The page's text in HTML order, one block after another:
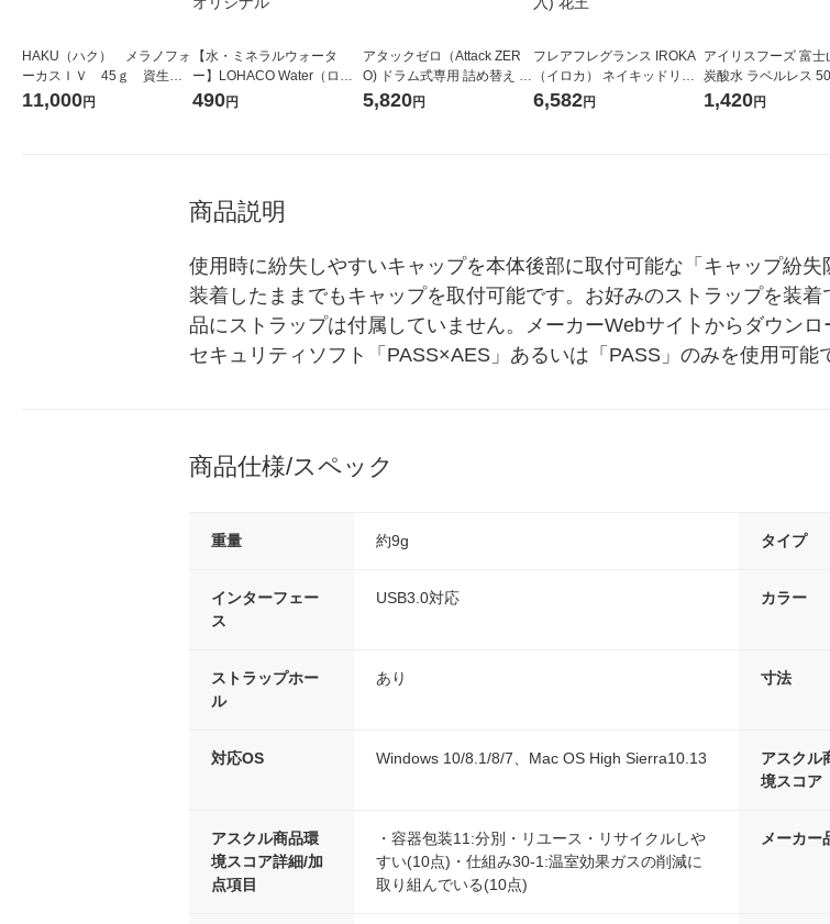
HAKU（ハク） メラノフォ
ーカスＩＶ 45ｇ 資生
堂 おまけ付き
11,000円
【水・ミネラルウォータ
ー】LOHACO Water（ロハ
コウォーター）2L ラベルレ
490円
アタックゼロ（Attack ZER
O) ドラム式専用 詰め替え メ
ガジャンボ 2300g 1セット
5,820円
フレアフレグランス IROKA
（イロカ） ネイキッドリリ
ーの香り 柔軟剤 詰め替え 超
6,582円
アイリスフーズ 富士
炭酸水 ラベルレス
箱（24本入）
1,420円
商品説明
使用時に紛失しやすいキャップを本体後部に取付可能な「キャップ紛
装着したままでもキャップを取付可能です。お好みのストラップを装
品にストラップは付属していません。メーカーWebサイトからダウン
セキュリティソフト「PASS×AES」あるいは「PASS」のみを使用可能
商品仕様/スペック
重量 約9g タイプ
インターフェー
ス
USB3.0対応 カラー
ストラップホー
ル
あり 寸法
対応OS Windows 10/8.1/8/7、Mac OS High Sierra10.13
アスクル
境スコア
アスクル商品環
境スコア詳細/加
点項目
・容器包装11:分別・リユース・リサイクルしや
すい(10点)・仕組み30-1:温室効果ガスの削減に
取り組んでいる(10点)
メーカー